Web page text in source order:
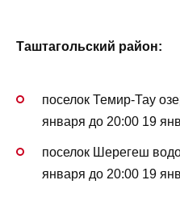
Таштагольский район:
поселок Темир-Тау
января до 20:00 19
поселок Шерегеш
января до 20:00 19